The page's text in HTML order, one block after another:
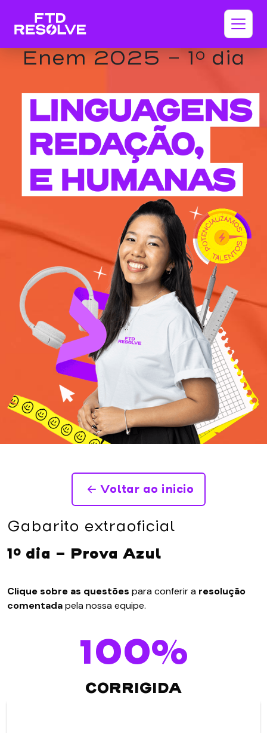
Enem 2025 - 1º dia
Voltar ao inicio
Gabarito extraoficial
1º dia - Prova Azul
Clique sobre as questões para conferir a resolução
comentadapela nossa equipe.
100%
CORRIGIDA